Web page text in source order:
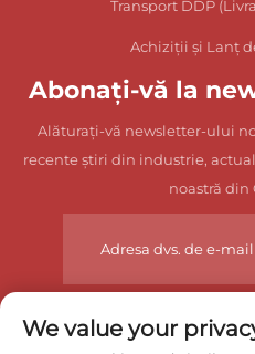
Transport DDP
Achiziții și Lanț
Abonați-vă la
Alăturați-vă newsletter-ului
recente știri din industrie,
noastră din
Drepturi de autor © 2025 China
We value your